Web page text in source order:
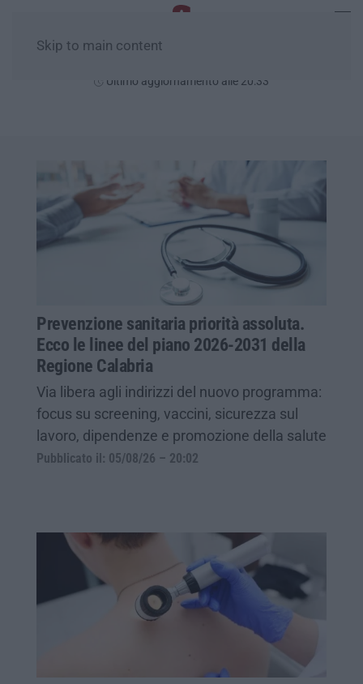
Skip to main content
Ultimo aggiornamento alle 20:33
Prevenzione sanitaria priorità assoluta.
Ecco le linee del piano 2026-2031 della
Regione Calabria
Via libera agli indirizzi del nuovo programma:
focus su screening, vaccini, sicurezza sul
lavoro, dipendenze e promozione della salute
Pubblicato il: 05/08/26 – 20:02